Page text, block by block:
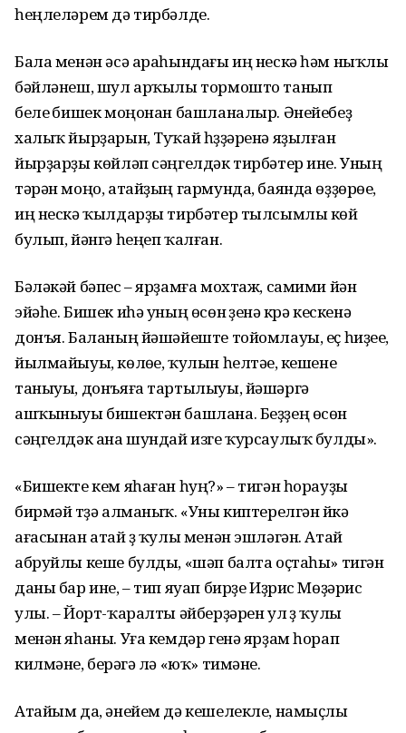
һеңлеләрем дә тирбәлде.
Бала менән әсә араһындағы иң нескә һәм ныҡлы
бәйләнеш, шул арҡылы тормошто танып
белеү бишек моңонан башланалыр. Әнейебеҙ
халыҡ йырҙарын, Туҡай һүҙҙәренә яҙылған
йырҙарҙы көйләп сәңгелдәк тирбәтер ине. Уның
тәрән моңо, атайҙың гармунда, баянда өҙҙөрөүе,
иң нескә ҡылдарҙы тирбәтер тылсымлы көй
булып, йәнгә һеңеп ҡалған.
Бәләкәй бәпес – ярҙамға мохтаж, самими йән
эйәһе. Бишек иһә уның өсөн үҙенә күрә кескенә
донъя. Баланың йәшәйеште тойомлауы, еҫ һиҙеүе,
йылмайыуы, көлөүе, ҡулын һелтәүе, кешене
таныуы, донъяға тартылыуы, йәшәргә
ашҡыныуы бишектән башлана. Беҙҙең өсөн
сәңгелдәк ана шундай изге ҡурсаулыҡ булды».
«Бишекте кем яһаған һуң?» – тигән һорауҙы
бирмәй түҙә алманыҡ. «Уны киптерелгән йүкә
ағасынан атай үҙ ҡулы менән эшләгән. Атай
абруйлы кеше булды, «шәп балта оҫтаһы» тигән
даны бар ине, – тип яуап бирҙе Иҙрис Мөҙәрис
улы. – Йорт-ҡаралты әйберҙәрен ул үҙ ҡулы
менән яһаны. Уға кемдәр генә ярҙам һорап
килмәне, берәүгә лә «юҡ» тимәне.
Атайым да, әнейем дә кешелекле, намыҫлы